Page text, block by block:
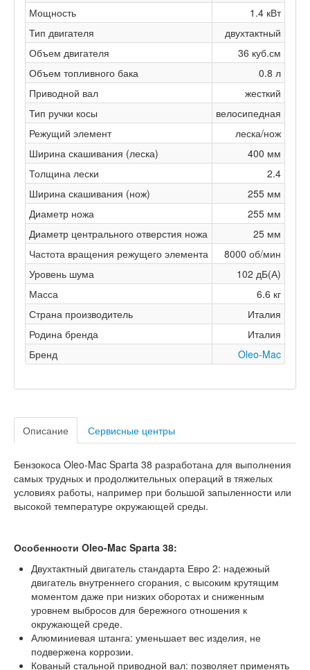
Мощность
1.4 кВт
Тип двигателя
двухтактный
Объем двигателя
36 куб.см
Объем топливного бака
0.8 л
Приводной вал
жесткий
Тип ручки косы
велосипедная
Режущий элемент
леска/нож
Ширина скашивания (леска)
400 мм
Толщина лески
2.4
Ширина скашивания (нож)
255 мм
Диаметр ножа
255 мм
Диаметр центрального отверстия ножа
25 мм
Частота вращения режущего элемента
8000 об/мин
Уровень шума
102 дБ(А)
Масса
6.6 кг
Страна производитель
Италия
Родина бренда
Италия
Бренд
Oleo-Mac
Описание Сервисные центры
Бензокоса Oleo-Mac Sparta 38 разработана для выполнения
самых трудных и продолжительных операций в тяжелых
условиях работы, например при большой запыленности или
высокой температуре окружающей среды.
Особенности Oleo-Mac Sparta 38:
Двухтактный двигатель стандарта Евро 2: надежный
двигатель внутреннего сгорания, с высоким крутящим
моментом даже при низких оборотах и сниженным
уровнем выбросов для бережного отношения к
окружающей среде.
Алюминиевая штанга: уменьшает вес изделия, не
подвержена коррозии.
Кованый стальной приводной вал: позволяет применять